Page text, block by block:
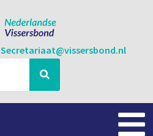
Secretariaat@vissersbond.nl